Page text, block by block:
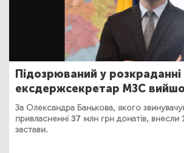
Підозрюваний у розкраданні
ексдержсекретар МЗС
За Олександра Банькова, якого
привласненні 37 млн грн донатів, внесли
застави.